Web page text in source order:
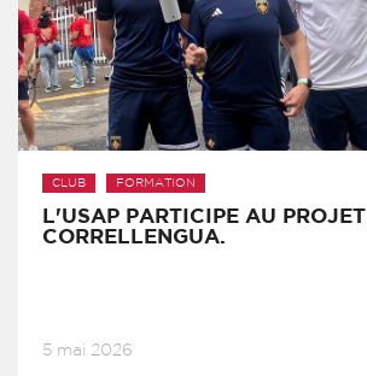
CLUB FORMATION
L'USAP PARTICIPE AU PROJET
CORRELLENGUA.
5 mai 2026